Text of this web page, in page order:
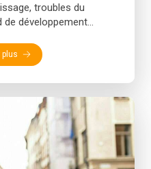
troubles du
développement...
plus